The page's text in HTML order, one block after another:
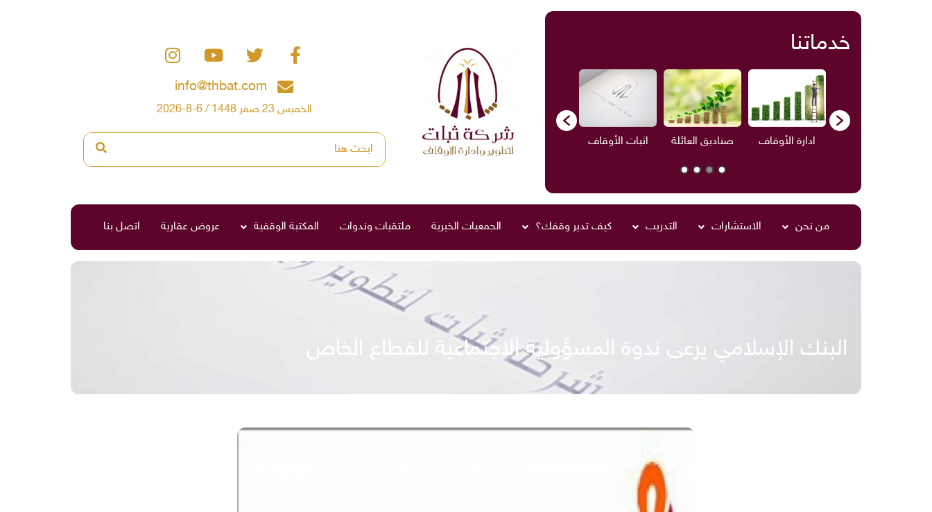
خدماتنا
ادارة الأوقاف صناديق العائلة اثبات الأوقاف الاستشارات ادارة الأوقاف صناديق العائلة
info@thbat.com
الخميس 23 صفر 1448 / 6-8-2026
من نحن الاستشارات التدريب كيف تدير وقفك؟ الجمعيات الخيرية ملتقيات وندوات المكتبة الوقفية عروض عقارية اتصل بنا
البنك الإسلامي يرعى ندوة المسؤولية الاجتماعية للقطاع الخاص